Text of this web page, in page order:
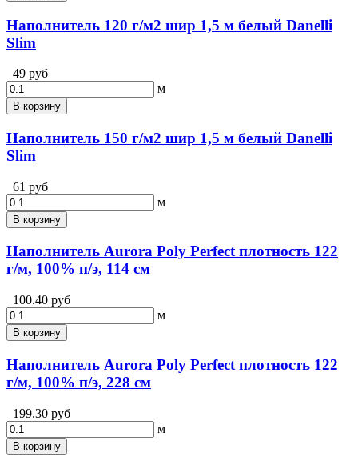
Наполнитель 120 г/м2 шир 1,5 м белый Danelli
Slim
49 руб
м
В корзину
Наполнитель 150 г/м2 шир 1,5 м белый Danelli
Slim
61 руб
м
В корзину
Наполнитель Aurora Poly Perfect плотность 122
г/м, 100% п/э, 114 см
100.40 руб
м
В корзину
Наполнитель Aurora Poly Perfect плотность 122
г/м, 100% п/э, 228 см
199.30 руб
м
В корзину